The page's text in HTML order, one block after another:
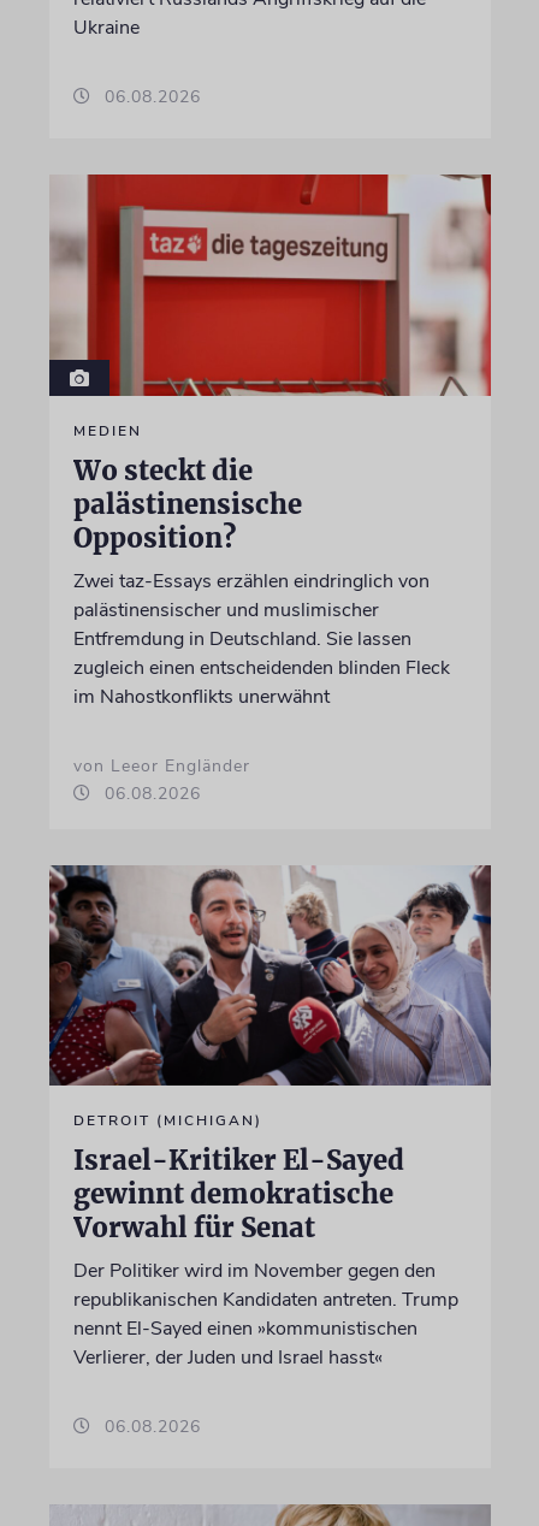
Ukraine
06.08.2026
MEDIEN
Wo steckt die
palästinensische
Opposition?
Zwei taz-Essays erzählen eindringlich von
palästinensischer und muslimischer
Entfremdung in Deutschland. Sie lassen
zugleich einen entscheidenden blinden Fleck
im Nahostkonflikts unerwähnt
von Leeor Engländer
06.08.2026
DETROIT (MICHIGAN)
Israel-Kritiker El-Sayed
gewinnt demokratische
Vorwahl für Senat
Der Politiker wird im November gegen den
republikanischen Kandidaten antreten. Trump
nennt El-Sayed einen »kommunistischen
Verlierer, der Juden und Israel hasst«
06.08.2026